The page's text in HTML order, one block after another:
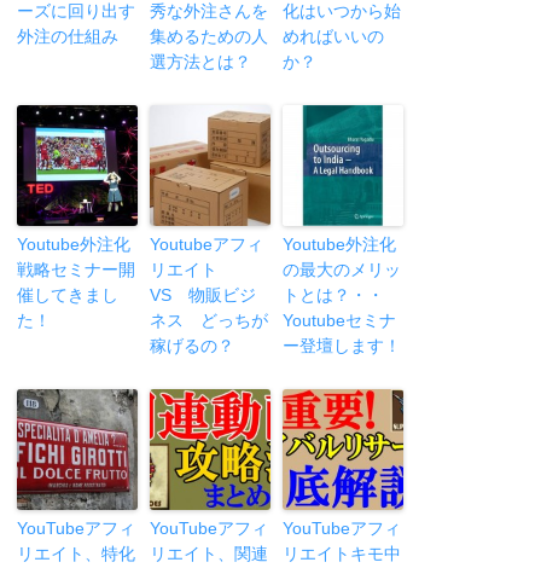
ーズに回り出す
外注の仕組み
秀な外注さんを
集めるための人
選方法とは？
化はいつから始
めればいいの
か？
Youtube外注化
戦略セミナー開
催してきまし
た！
Youtubeアフィ
リエイト
VS 物販ビジ
ネス どっちが
稼げるの？
Youtube外注化
の最大のメリッ
トとは？・・
Youtubeセミナ
ー登壇します！
YouTubeアフィ
リエイト、特化
YouTubeアフィ
リエイト、関連
YouTubeアフィ
リエイトキモ中